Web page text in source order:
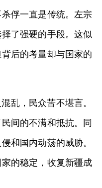
俘一直是传统。左宗
了强硬的手段。这似
后的考量却与国家的
乱，民众苦不堪言。
间的不满和抵抗。同
和国内动荡的威胁。
的稳定，收复新疆成